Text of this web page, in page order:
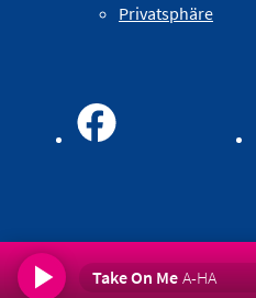
Privatsphäre
Take On Me A-HA